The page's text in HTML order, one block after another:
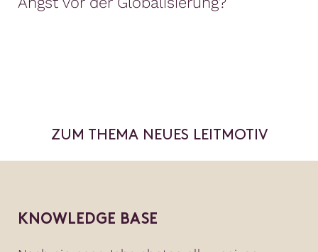
ZUM THEMA NEUES LEITMOTIV
KNOWLEDGE BASE